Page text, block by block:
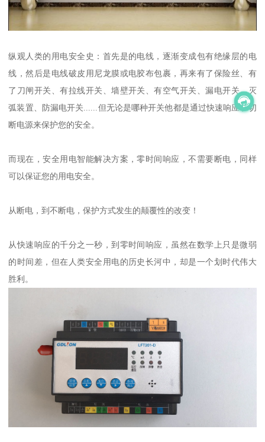
纵观人类的用电安全史：首先是的电线，逐渐变成包有绝缘层的电
线，然后是电线破皮用尼龙膜或电胶布包裹，再来有了保险丝、有
了刀闸开关、有拉线开关、墙壁开关、有空气开关、漏电开关、灭
弧装置、防漏电开关......但无论是哪种开关他都是通过快速响应和切
断电源来保护您的安全。
而现在，安全用电智能解决方案，零时间响应，不需要断电，同样
可以保证您的用电安全。
从断电，到不断电，保护方式发生的颠覆性的改变！
从快速响应的千分之一秒，到零时间响应，虽然在数学上只是微弱
的时间差，但在人类安全用电的历史长河中，却是一个划时代伟大
胜利。